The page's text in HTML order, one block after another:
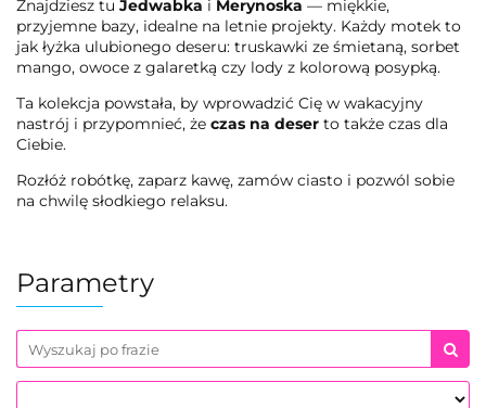
Znajdziesz tu Jedwabka i Merynoska — miękkie,
przyjemne bazy, idealne na letnie projekty. Każdy motek to
jak łyżka ulubionego deseru: truskawki ze śmietaną, sorbet
mango, owoce z galaretką czy lody z kolorową posypką.
Ta kolekcja powstała, by wprowadzić Cię w wakacyjny
nastrój i przypomnieć, że czas na deser to także czas dla
Ciebie.
Rozłóż robótkę, zaparz kawę, zamów ciasto i pozwól sobie
na chwilę słodkiego relaksu.
Parametry